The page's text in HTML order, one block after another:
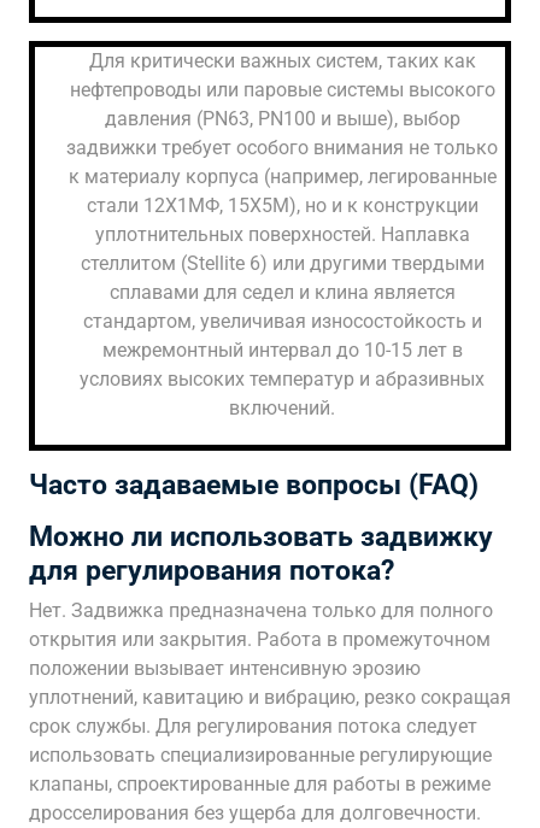
Для критически важных систем, таких как
нефтепроводы или паровые системы высокого
давления (PN63, PN100 и выше), выбор
задвижки требует особого внимания не только
к материалу корпуса (например, легированные
стали 12Х1МФ, 15Х5М), но и к конструкции
уплотнительных поверхностей. Наплавка
стеллитом (Stellite 6) или другими твердыми
сплавами для седел и клина является
стандартом, увеличивая износостойкость и
межремонтный интервал до 10-15 лет в
условиях высоких температур и абразивных
включений.
Часто задаваемые вопросы (FAQ)
Можно ли использовать задвижку
для регулирования потока?
Нет. Задвижка предназначена только для полного
открытия или закрытия. Работа в промежуточном
положении вызывает интенсивную эрозию
уплотнений, кавитацию и вибрацию, резко сокращая
срок службы. Для регулирования потока следует
использовать специализированные регулирующие
клапаны, спроектированные для работы в режиме
дросселирования без ущерба для долговечности.